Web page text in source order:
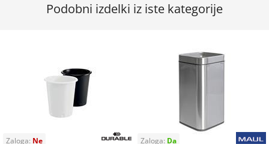
Podobni izdelki iz iste kategorije